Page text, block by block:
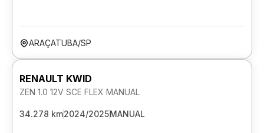
ARAÇATUBA/SP
RENAULT KWID
ZEN 1.0 12V SCE FLEX MANUAL
34.278 km2024/2025MANUAL